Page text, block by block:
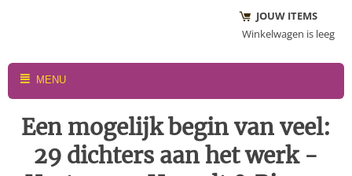
JOUW ITEMS
Winkelwagen is leeg
MENU
Een mogelijk begin van veel:
29 dichters aan het werk -